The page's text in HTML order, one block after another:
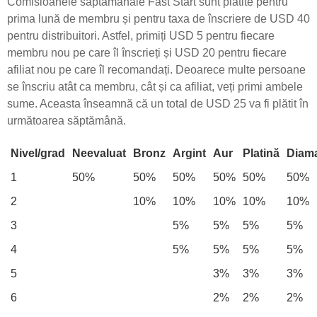
prima lună de membru și pentru taxa de înscriere de USD 40
pentru distribuitori. Astfel, primiți USD 5 pentru fiecare
membru nou pe care îl înscrieți și USD 20 pentru fiecare
afiliat nou pe care îl recomandați. Deoarece multe persoane
se înscriu atât ca membru, cât și ca afiliat, veți primi ambele
sume. Aceasta înseamnă că un total de USD 25 va fi plătit în
următoarea săptămână.
Nivel/grad Neevaluat Bronz Argint Aur Platină
1
50% 50% 50% 50% 50%
50%
2
10% 10% 10% 10%
10%
3
5% 5% 5%
5%
4
5% 5% 5%
5%
5
3% 3%
3%
6
2% 2%
2%